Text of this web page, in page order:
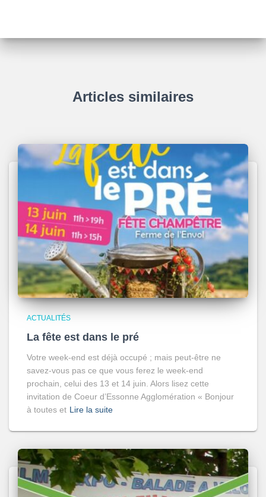
Articles similaires
ACTUALITÉS
La fête est dans le pré
Votre week-end est déjà occupé ; mais peut-être ne
savez-vous pas ce que vous ferez le week-end
prochain, celui des 13 et 14 juin. Alors lisez cette
invitation de Coeur d’Essonne Agglomération « Bonjour
à toutes et Lire la suite